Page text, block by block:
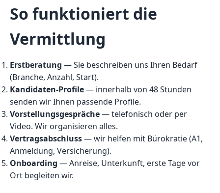
So funktioniert die
Vermittlung
Erstberatung — Sie beschreiben uns Ihren Bedarf
(Branche, Anzahl, Start).
Kandidaten-Profile— innerhalb von 48 Stunden
senden wir Ihnen passende Profile.
Vorstellungsgespräche— telefonisch oder per
Video. Wir organisieren alles.
Vertragsabschluss— wir helfen mit Bürokratie (A1,
Anmeldung, Versicherung).
Onboarding — Anreise, Unterkunft, erste Tage vor
Ort begleiten wir.